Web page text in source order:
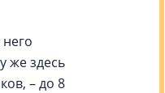
же здесь
– до 8